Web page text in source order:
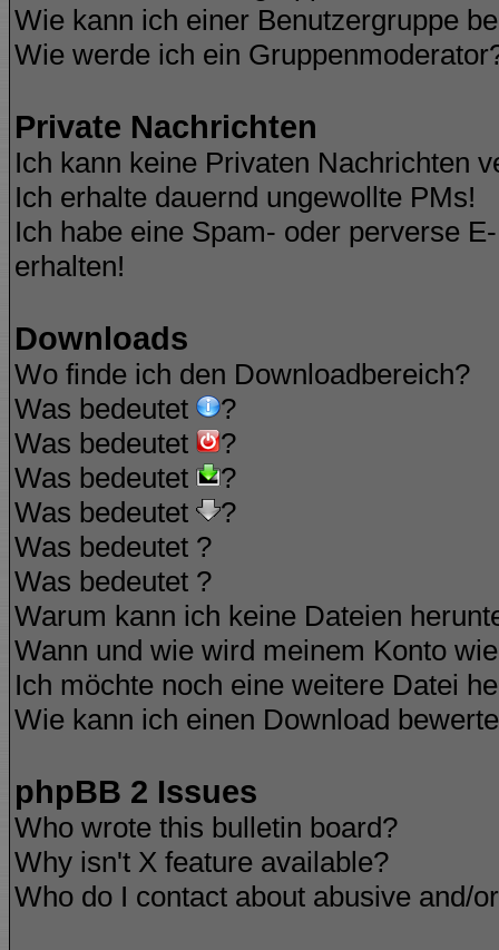
Wie kann ich einer Benutzergruppe
Wie werde ich ein
Private Nachrichten
Ich kann keine Privaten Nachrichten
Ich erhalte dauernd ungewollte PMs!
Ich habe eine Spam- oder perverse
erhalten!
Downloads
Wo finde ich den Downloadbereich?
Was bedeutet
?
Was bedeutet
?
Was bedeutet
?
Was bedeutet
?
Was bedeutet ?
Was bedeutet ?
Warum kann ich keine Dateien
Wann und wie wird meinem Konto
Ich möchte noch eine weitere Datei
Wie kann ich einen Download
phpBB 2 Issues
Who wrote this bulletin board?
Why isn't X feature available?
Who do I contact about abusive and/